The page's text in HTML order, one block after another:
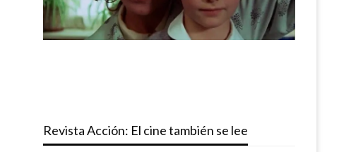
Revista Acción: El cine también se lee